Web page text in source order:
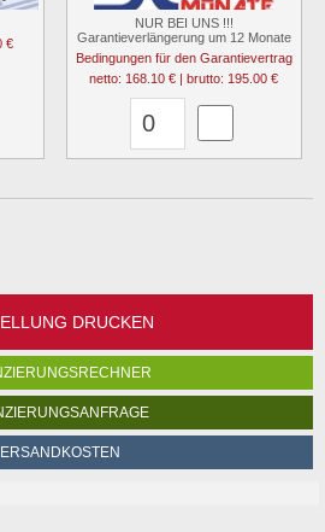
€
NUR BEI UNS !!!
Garantieverlängerung um 12 Monate
Bedingungen für den Garantievertrag
netto: 168.10 € | brutto: 195.00 €
DRUCKEN